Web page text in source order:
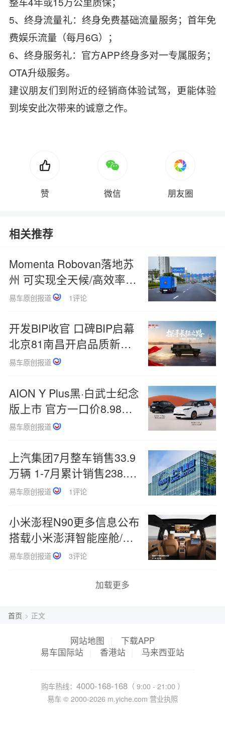
5、终身流量礼：终身免费基础流量服务；首年免
费娱乐流量（每月6G）；
6、终身服务礼：官方APP终身多对一专属服务；
OTA升级服务。
建议朋友们到附近的经销商体验试驾，更能体验
到埃安此次带来的诚意之作。
赞 微信 朋友圈
相关推荐
Momenta Robovan落地苏
州 可实现全天候/高效率无
人化运输
易车原创报道 1评论
开发BIP收官 口碑BIP启幕
北京81南昌开启品质新征
程
易车原创报道
AION Y Plus黑·白武士纪念
版上市 官方一口价8.98万
元
易车原创报道
上汽集团7月整车销售33.9
万辆 1-7月累计销售238.4
万辆
易车原创报道 1评论
小米澎程N90更多信息公布
搭载小米澎湃智能座舱/标
配小米HAD
易车原创报道 3评论
加载更多
首页 > 正文
网站地图
下载APP
易车国际站
香港站 马来西亚站
购车热线： 4000-168-168（ 9:00 - 21:00 ）
易车 © 2000-2026 m.yiche.com 营业执照